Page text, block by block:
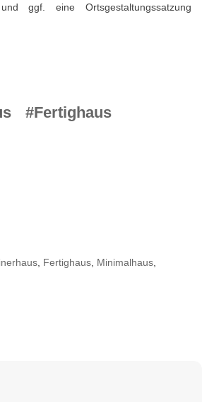
ggf. eine Ortsgestaltungssatzung
#Fertighaus
, Fertighaus, Minimalhaus,